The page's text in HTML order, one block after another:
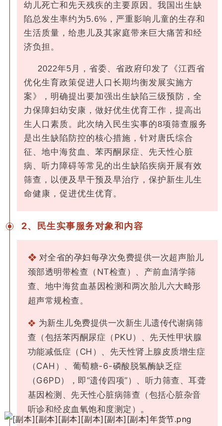
幼儿死亡和先天残疾的主要原因。我国出生缺
陷总发生率约为5.6%，严重影响儿童的生存和
生活质量，给患儿及其家庭带来巨大痛苦和经
济负担。
2022年5月，省委、省政府印发了《江西省
优化生育政策促进人口长期均衡发展实施方
案》，明确提出要加强出生缺陷三级预防，全
力保障妇幼安康，做好优生优育工作，提高出
生人口素质。此次纳入民生实事的8项筛查服务
是出生缺陷防控的核心措施，针对唐氏综合
征、地中海贫血、苯丙酮尿症、先天性心脏
病、听力障碍等常见的出生缺陷疾病开展有效
筛查，以便及早干预及早治疗，保护新生儿生
命健康，促进优生优育。
2、 民生实事服务对象和内容
❖ 对全省的孕妇每孕次免费提供一次超声胎儿
颈部透明带检查（NT检查）、产前血清学筛
查、地中海贫血基因检测和两次胎儿六大畸形
超声常规检查。
❖ 为新生儿免费提供一次新生儿遗传代谢病筛
查（包括苯丙酮尿症（PKU）、先天性甲状腺
功能减低症（CH）、先天性肾上腺皮质增生症
（CAH）、葡萄糖-6-磷酸脱氢酶缺乏症
（G6PD），即“遗传四项”）、听力筛查、耳聋
基因检测、先天性心脏病筛查（包括心脏杂音
听诊和经皮血氧饱和度测定） 。